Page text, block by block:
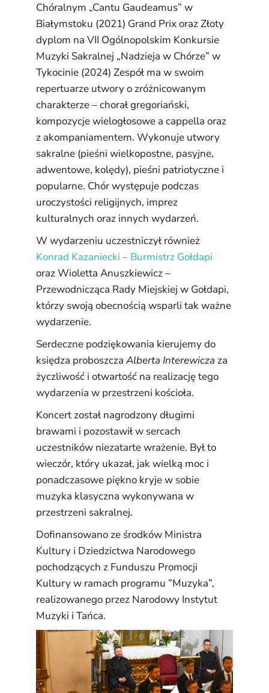
Chóralnym „Cantu Gaudeamus” w
Białymstoku (2021) Grand Prix oraz Złoty
dyplom na VII Ogólnopolskim Konkursie
Muzyki Sakralnej „Nadzieja w Chórze” w
Tykocinie (2024) Zespół ma w swoim
repertuarze utwory o zróżnicowanym
charakterze – chorał gregoriański,
kompozycje wielogłosowe a cappella oraz
z akompaniamentem. Wykonuje utwory
sakralne (pieśni wielkopostne, pasyjne,
adwentowe, kolędy), pieśni patriotyczne i
popularne. Chór występuje podczas
uroczystości religijnych, imprez
kulturalnych oraz innych wydarzeń.
W wydarzeniu uczestniczył również
Konrad Kazaniecki – Burmistrz Gołdapi
oraz Wioletta Anuszkiewicz –
Przewodnicząca Rady Miejskiej w Gołdapi,
którzy swoją obecnością wsparli tak ważne
wydarzenie.
Serdeczne podziękowania kierujemy do
księdza proboszcza Alberta Interewicza za
życzliwość i otwartość na realizację tego
wydarzenia w przestrzeni kościoła.
Koncert został nagrodzony długimi
brawami i pozostawił w sercach
uczestników niezatarte wrażenie. Był to
wieczór, który ukazał, jak wielką moc i
ponadczasowe piękno kryje w sobie
muzyka klasyczna wykonywana w
przestrzeni sakralnej.
Dofinansowano ze środków Ministra
Kultury i Dziedzictwa Narodowego
pochodzących z Funduszu Promocji
Kultury w ramach programu ”Muzyka”,
realizowanego przez Narodowy Instytut
Muzyki i Tańca.